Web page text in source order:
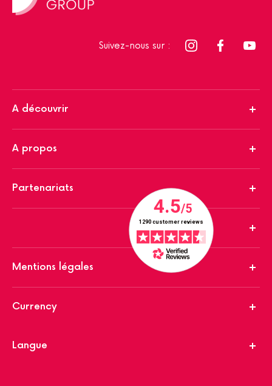
Suivez-nous sur :
A découvrir
A propos
Partenariats
Mentions légales
Currency
Langue